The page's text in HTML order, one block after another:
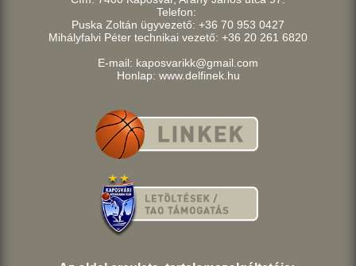
Telefon:
Puska Zoltán ügyvezető: +36 70 953 0427
Mihályfalvi Péter technikai vezető: +36 20 261 6820
E-mail: kaposvarikk@gmail.com
Honlap: www.delfinek.hu